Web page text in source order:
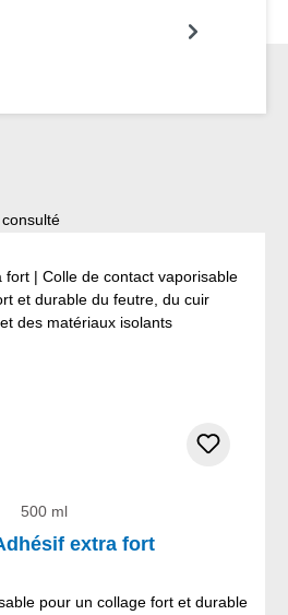
500 ml
extra fort
pour un collage fort et durable